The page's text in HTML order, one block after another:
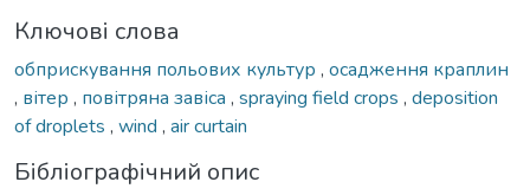
Ключові слова
обприскування польових культур , осадження краплин
, вітер , повітряна завіса , spraying field crops , deposition
of droplets , wind , air curtain
Бібліографічний опис